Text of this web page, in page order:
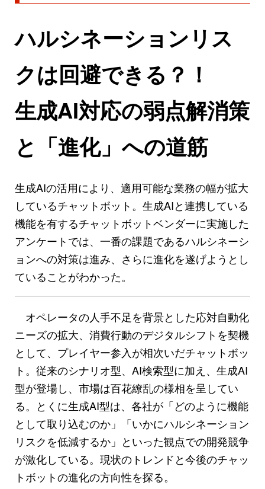
ハルシネーションリス
クは回避できる？！
生成AI対応の弱点解消策
と「進化」への道筋
生成AIの活用により、適用可能な業務の幅が拡大
しているチャットボット。生成AIと連携している
機能を有するチャットボットベンダーに実施した
アンケートでは、一番の課題であるハルシネーシ
ョンへの対策は進み、さらに進化を遂げようとし
ていることがわかった。
オペレータの人手不足を背景とした応対自動化
ニーズの拡大、消費行動のデジタルシフトを契機
として、プレイヤー参入が相次いだチャットボッ
ト。従来のシナリオ型、AI検索型に加え、生成AI
型が登場し、市場は百花繚乱の様相を呈してい
る。とくに生成AI型は、各社が「どのように機能
として取り込むのか」「いかにハルシネーション
リスクを低減するか」といった観点での開発競争
が激化している。現状のトレンドと今後のチャッ
トボットの進化の方向性を探る。